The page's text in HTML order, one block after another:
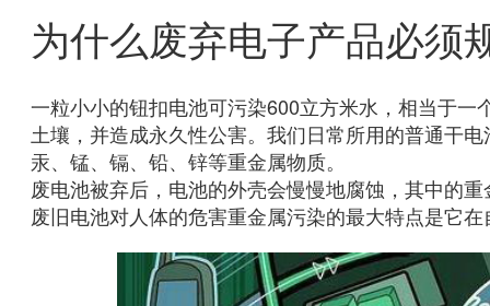
为什么废弃电子产品必须
一粒小小的钮扣电池可污染600立方米水，相当于
土壤，并造成永久性公害。我们日常所用的普通干
汞、锰、镉、铅、锌等重金属物质。
废电池被弃后，电池的外壳会慢慢地腐蚀，其中的
废旧电池对人体的危害重金属污染的最大特点是它